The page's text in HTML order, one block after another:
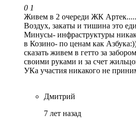
0 1
Живем в 2 очереди ЖК Артек.....
Воздух, закаты и тишина это
Минусы- инфраструктуры
в Козино- по ценам как
сказать живем в гетто за
своими руками и за счет
УКа участия никакого не
Дмитрий
7 лет назад